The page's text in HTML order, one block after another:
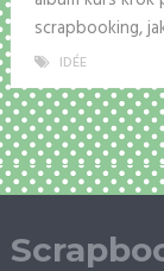
scrapbooking,
IDÉE